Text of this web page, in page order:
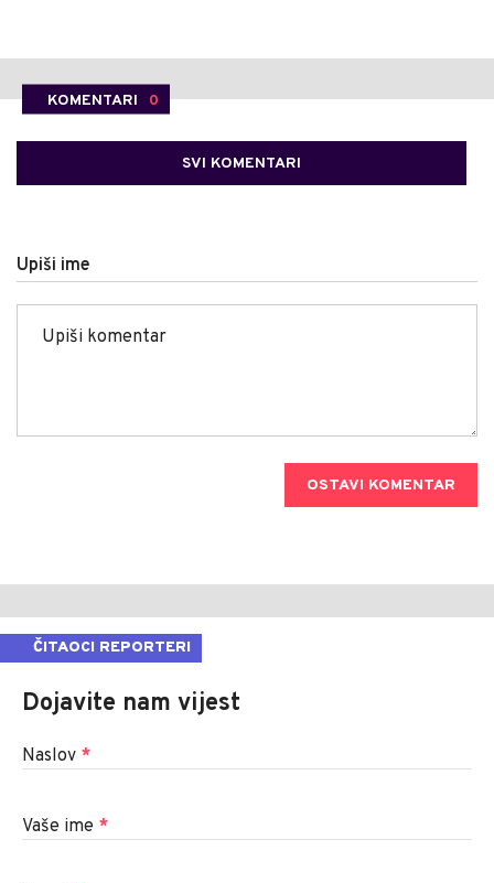
KOMENTARI 0
SVI KOMENTARI
Upiši ime
OSTAVI KOMENTAR
ČITAOCI REPORTERI
Dojavite nam vijest
Naslov *
Vaše ime *